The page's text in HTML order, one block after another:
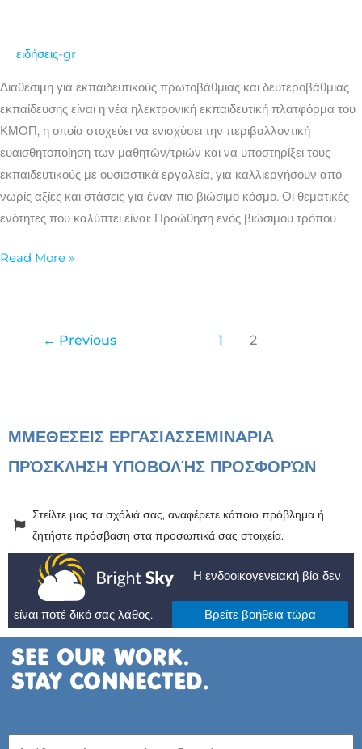
ειδήσεις-gr
Διαθέσιμη για εκπαιδευτικούς πρωτοβάθμιας και δευτεροβάθμιας
εκπαίδευσης είναι η νέα ηλεκτρονική εκπαιδευτική πλατφόρμα του
ΚΜΟΠ, η οποία στοχεύει να ενισχύσει την περιβαλλοντική
ευαισθητοποίηση των μαθητών/τριών και να υποστηρίξει τους
εκπαιδευτικούς με ουσιαστικά εργαλεία, για καλλιεργήσουν από
νωρίς αξίες και στάσεις για έναν πιο βιώσιμο κόσμο. Οι θεματικές
ενότητες που καλύπτει είναι: Προώθηση ενός βιώσιμου τρόπου
ηλεκτρονική
Read More »
← Previous 1 2
ΜΜΕΘΕΣΕΙΣ ΕΡΓΑΣΙΑΣΣΕΜΙΝAΡΙΑ
ΠΡΌΣΚΛΗΣΗ ΥΠΟΒΟΛΉΣ ΠΡΟΣΦΟΡΏΝ
Στείλτε μας τα σχόλιά σας, αναφέρετε κάποιο πρόβλημα ή
ζητήστε πρόσβαση στα προσωπικά σας στοιχεία.
Η ενδοοικογενειακή βία δεν
είναι ποτέ δικό σας λάθος. Βρείτε βοήθεια τώρα